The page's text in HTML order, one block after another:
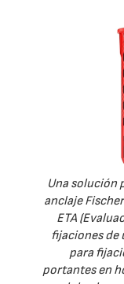
Una solución
anclaje
ETA
fijaciones de
para
portantes en